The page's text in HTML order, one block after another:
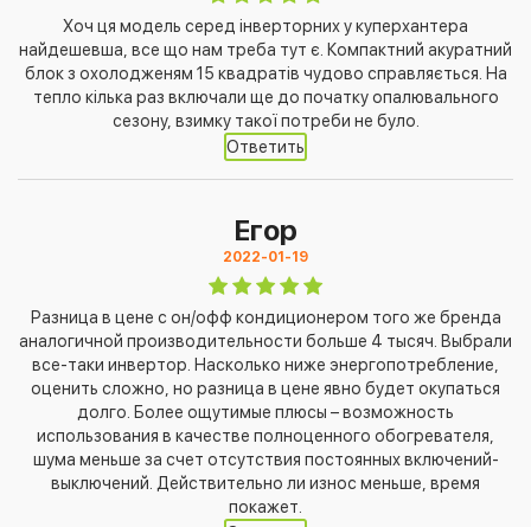
Хоч ця модель серед інверторних у куперхантера
найдешевша, все що нам треба тут є. Компактний акуратний
блок з охолодженям 15 квадратів чудово справляється. На
тепло кілька раз включали ще до початку опалювального
сезону, взимку такої потреби не було.
Ответить
Егор
2022-01-19
Разница в цене с он/офф кондиционером того же бренда
аналогичной производительности больше 4 тысяч. Выбрали
все-таки инвертор. Насколько ниже энергопотребление,
оценить сложно, но разница в цене явно будет окупаться
долго. Более ощутимые плюсы – возможность
использования в качестве полноценного обогревателя,
шума меньше за счет отсутствия постоянных включений-
выключений. Действительно ли износ меньше, время
покажет.